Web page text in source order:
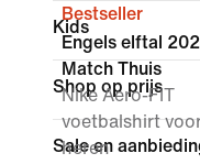
Kids
Shop op prijs
Sale en
Bestseller
Engels elftal
Match Thuis
Nike Aero-FIT
voetbalshirt
heren